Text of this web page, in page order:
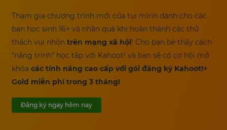
Tham gia chương trình mới của tụi mình dành cho các
bạn học sinh 16+ và nhận quà khi hoàn thành các thử
thách vui nhộn trên mạng xã hội! Cho bạn bè thấy cách
"nâng trình" học tập với Kahoot! và bạn sẽ có cơ hội mở
khóa các tính năng cao cấp với gói đăng ký Kahoot!+
Gold miễn phí trong 3 tháng!
Đăng ký ngay hôm nay